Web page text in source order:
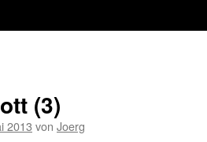
(3)
2013 von Joerg